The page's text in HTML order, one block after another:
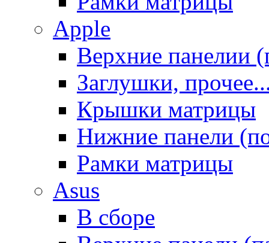
Apple
Верхние панелии
Заглушки,
Крышки матрицы
Нижние панели
Рамки матрицы
Asus
В сборе